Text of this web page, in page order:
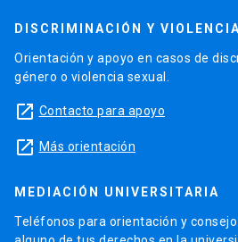
DISCRIMINACIÓN Y VIOLENCIA
Orientación y apoyo en casos de
género o violencia sexual.
launch Contacto para apoyo
launch Más orientación
MEDIACIÓN UNIVERSITARIA
Teléfonos para orientación y